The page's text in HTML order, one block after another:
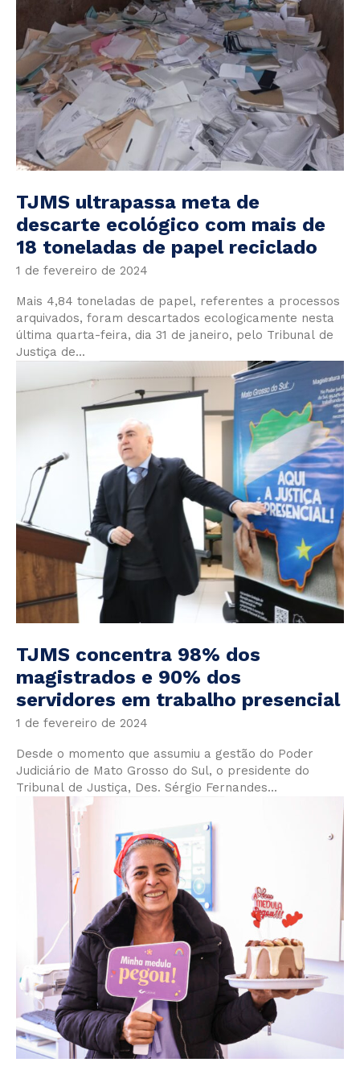
TJMS ultrapassa meta de
descarte ecológico com mais de
18 toneladas de papel reciclado
1 de fevereiro de 2024
Mais 4,84 toneladas de papel, referentes a processos
arquivados, foram descartados ecologicamente nesta
última quarta-feira, dia 31 de janeiro, pelo Tribunal de
Justiça de...
TJMS concentra 98% dos
magistrados e 90% dos
servidores em trabalho presencial
1 de fevereiro de 2024
Desde o momento que assumiu a gestão do Poder
Judiciário de Mato Grosso do Sul, o presidente do
Tribunal de Justiça, Des. Sérgio Fernandes...